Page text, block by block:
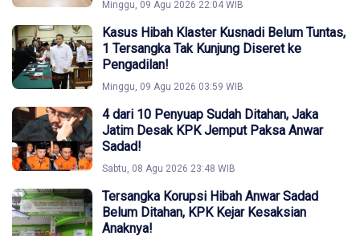
Minggu, 09 Agu 2026 22:04 WIB
Kasus Hibah Klaster Kusnadi Belum Tuntas,
1 Tersangka Tak Kunjung Diseret ke
Pengadilan!
Minggu, 09 Agu 2026 03:59 WIB
4 dari 10 Penyuap Sudah Ditahan, Jaka
Jatim Desak KPK Jemput Paksa Anwar
Sadad!
Sabtu, 08 Agu 2026 23:48 WIB
Tersangka Korupsi Hibah Anwar Sadad
Belum Ditahan, KPK Kejar Kesaksian
Anaknya!